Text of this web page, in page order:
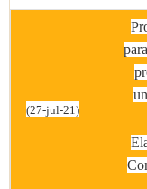
(27-jul-21)